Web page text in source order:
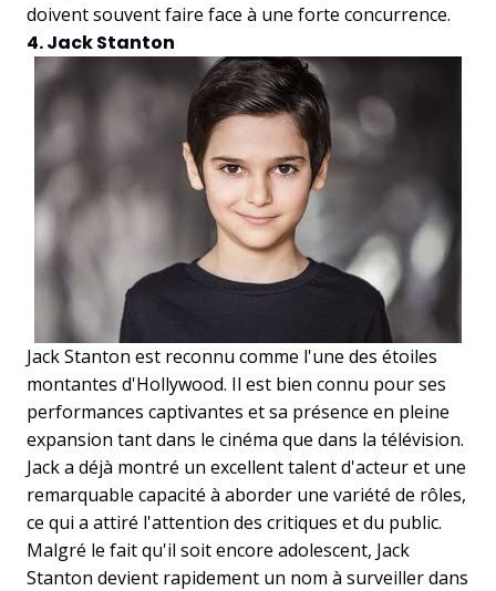
doivent souvent faire face à une forte concurrence.
4. Jack Stanton
Jack Stanton est reconnu comme l'une des étoiles
montantes d'Hollywood. Il est bien connu pour ses
performances captivantes et sa présence en pleine
expansion tant dans le cinéma que dans la télévision.
Jack a déjà montré un excellent talent d'acteur et une
remarquable capacité à aborder une variété de rôles,
ce qui a attiré l'attention des critiques et du public.
Malgré le fait qu'il soit encore adolescent, Jack
Stanton devient rapidement un nom à surveiller dans